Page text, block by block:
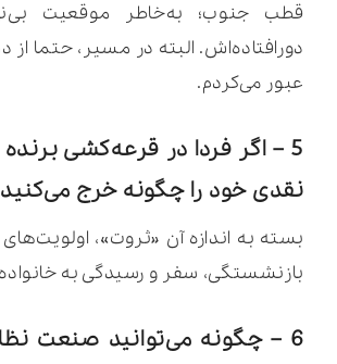
قطب جنوب؛ به‌خاطر موقعیت
دورافتاده‌اش. البته در مسیر، حتما
عبور می‌کردم.
5 – اگر فردا در قرعه‌کشی
نقدی خود را چگونه خرج
بسته به اندازه آن «ثروت»،
بازنشستگی، سفر و رسیدگی به
6 – چگونه می‌توانید صنعت